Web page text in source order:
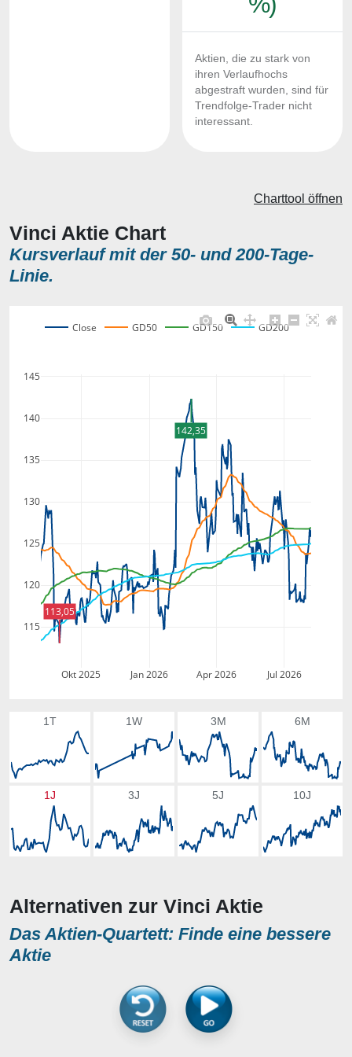
Aktien, die zu stark von
ihren Verlaufhochs
abgestraft wurden, sind für
Trendfolge-Trader nicht
interessant.
Vinci Aktie Chart
Kursverlauf mit der 50- und 200-Tage-
Linie.
Charttool öffnen
Okt 2025 Jan 2026 Apr 2026 Jul 2026
115
120
125
130
135
140
145
Close GD50 GD150 GD200
142,35
113,05
1T 1W 3M 6M
1J 3J 5J 10J
Alternativen zur Vinci Aktie
Das Aktien-Quartett: Finde eine bessere
Aktie